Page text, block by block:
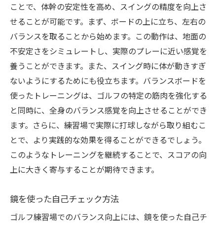
ことで、体幹の安定性を高め、スイングの精度を向上さ
せることが可能です。まず、ボードの上に立ち、左右の
バランスを取ることから始めます。この動作は、地面の
不安定さをシミュレートし、実際のプレーに近い感覚を
養うことができます。また、スイング時に体が動きすぎ
ないようにするためにも役立ちます。バランスボードを
使ったトレーニングは、ゴルフの特定の筋肉を強化する
と同時に、全身のバランス感覚を向上させることができ
ます。さらに、練習場で実際に打球しながら取り組むこ
とで、より実践的な効果を得ることができるでしょう。
このようなトレーニングを継続することで、スコアの向
上に大きく寄与することが期待できます。
鏡を使った自己チェック方法
ゴルフ練習場でのバランス向上には、鏡を使った自己チ